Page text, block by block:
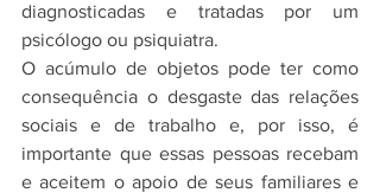
diagnosticadas e tratadas por um
psicólogo ou psiquiatra.
O acúmulo de objetos pode ter como
consequência o desgaste das relações
sociais e de trabalho e, por isso, é
importante que essas pessoas recebam
e aceitem o apoio de seus familiares e